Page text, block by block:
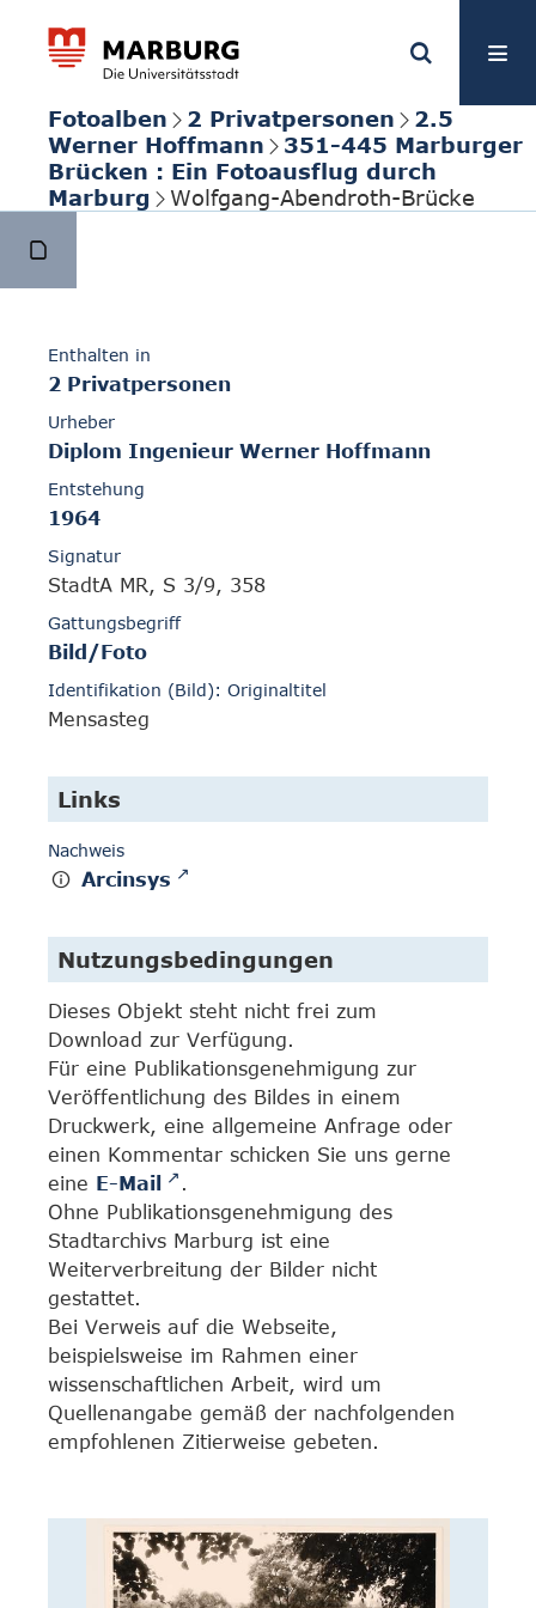
Fotoalben 2 Privatpersonen
2.5
Werner Hoffmann
351-445 Marburger
Brücken : Ein Fotoausflug durch
Marburg
Wolfgang-Abendroth-Brücke
Enthalten in
2 Privatpersonen
Urheber
Diplom Ingenieur Werner Hoffmann
Entstehung
1964
Signatur
StadtA MR, S 3/9, 358
Gattungsbegriff
Bild/Foto
Identifikation (Bild): Originaltitel
Mensasteg
Links
Nachweis
Arcinsys
Nutzungsbedingungen
Dieses Objekt steht nicht frei zum
Download zur Verfügung.
Für eine Publikationsgenehmigung zur
Veröffentlichung des Bildes in einem
Druckwerk, eine allgemeine Anfrage oder
einen Kommentar schicken Sie uns gerne
eine E-Mail
.
Ohne Publikationsgenehmigung des
Stadtarchivs Marburg ist eine
Weiterverbreitung der Bilder nicht
gestattet.
Bei Verweis auf die Webseite,
beispielsweise im Rahmen einer
wissenschaftlichen Arbeit, wird um
Quellenangabe gemäß der nachfolgenden
empfohlenen Zitierweise gebeten.